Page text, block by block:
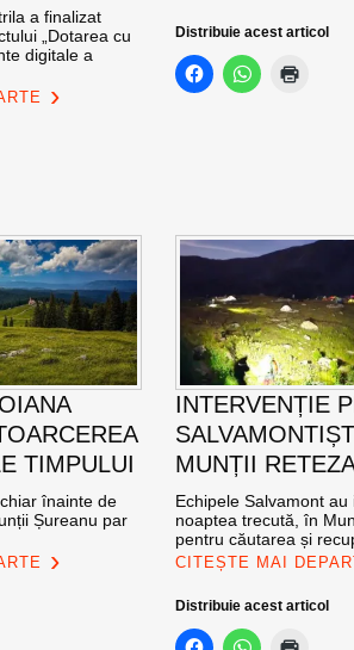
a finalizat
„Dotarea cu
digitale a
Distribuie acest articol
TIMPULUI
înainte de
Șureanu par
INTERVENȚIE
MUNȚII
Echipele Salvamont au
noaptea trecută, în
pentru căutarea și
CITEȘTE MAI
Distribuie acest articol